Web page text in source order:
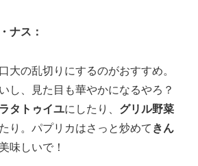
ナス：
大の乱切りにするのがおすすめ。
し、見た目も華やかになるやろ？
ラタトゥイユにしたり、 グリル野菜
り。パプリカはさっと炒めて きん
味しいで！